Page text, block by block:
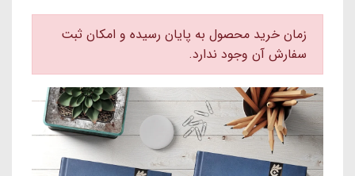
زمان خرید محصول به پایان رسیده و امکان ثبت
سفارش آن وجود ندارد.